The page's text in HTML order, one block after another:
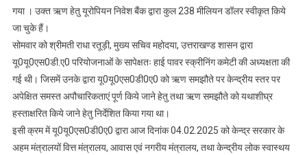
238
की
परियोजना
हेतु
किये
जायेेगें
ऋण
समझौते
गया । उक्त ऋण हेतु यूरोपियन निवेश बैंक द्वारा कुल 238 मीलियन डॉलर स्वीकृत किये
जा चुके हैं।
सोमवार को श्रीमती राधा रतूड़ी, मुख्य सचिव महोदया, उत्तराखण्ड शासन द्वारा
यू0यू0एस0डी.ए0 परियोजनाओं के सापेक्षतः हाई पावर स्क्रीनिंग कमेटी की अध्यक्षता की
गई थी। जिसमें उनके द्वारा यू0यू0एस0डी0ए0 को ऋण समझौते पर केन्द्रीय स्तर पर
अपेक्षित समस्त अपौचारिकताएं पूर्ण किये जाने हेतु तथा ऋण समझौते को यथाशीघ्र
हस्ताक्षरित किये जाने हेतु निर्देशित किया गया था।
इसी क्रम में यू0यू0एस0डी0ए0 द्वारा आज दिनांक 04.02.2025 को केन्द्र सरकार के
अहम मंत्रालयों वित्त मंत्रालय, आवास एवं नगरीय मंत्रालय, तथा केन्द्रीय लोक स्वास्थय